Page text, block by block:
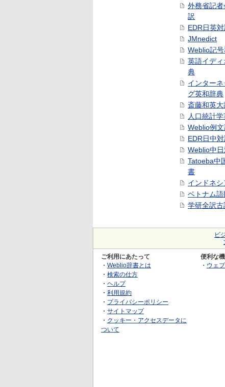
外務省記
訳
EDR日英
JMnedict
Weblio記
英語イデ
典
インター
グ英和辞典
斎藤和英大
人口統計
Weblio例
EDR日中
Weblio中
Tatoeba中
書
インドネ
ベトナム
学研全訳
ビ
ご利用にあたって
・ Weblio辞書とは
・ 検索の仕方
・ ヘルプ
・ 利用規約
・ プライバシーポリシー
・ サイトマップ
・ クッキー・アクセスデータに
ついて
便利な
・ ウェ